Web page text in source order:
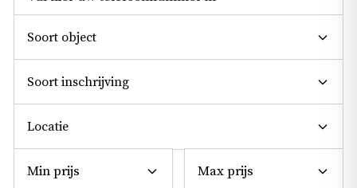
Soort object
Soort inschrijving
Locatie